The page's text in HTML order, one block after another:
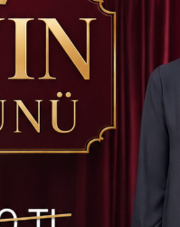
İmkanı
İlginizi Çekebilir